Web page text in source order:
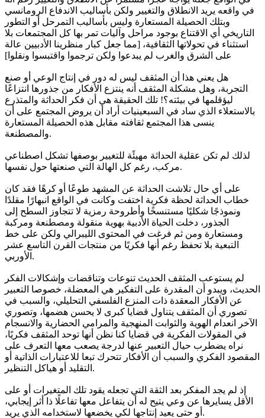
في واقعه يريد الانطلاق والتغيير ولكن بأساليب الاندفاع الرومانسي
وبتلك الحصيلة المستعارة وليس بأساليب التمرحل أو التطور
التاريخي أي الاقتناع بوجود مراحل وآليات تمر بها كل المجتمعات بلا
استثناء في تحولاتها الثقافية، [مما جعل كبار منظرينا الأدبيين عالة
على الشرق والغرب لم يبدعوا ولكن ترجموا واقتبسوا ونقلوا]
هل يعني هذا أن المثقف ليس له دور في إنتاج الوعي أو صنع
التجربة، وهل مشكلة المثقف أنه ينتزع الأفكار من جذورها انتزاعًا
ليؤقلمها في بيئته؟! تلك الحقيقة هي أن فكر الحداثة والمتذرع
بالاستعلاء الذي ساد في السبعينيات أراد أن يروض المجتمع على أن
ينسى هذا المجتمع ثقافته مقابل هذه الحصيلة المستعارة
والمصطنعة.
لذلك لم تكن عقلية الحداثة مهيئًة للتغيير بوصفها تشكل اصطناعي
مركب، رغم كل الهالة التي صنعتها حول نفسها.
على أي حال تلاشت الحداثة عن المشهد طوعًا أو كرهًا فقد كان
خطاب الحداثة لحظة فكرية اختفت وكانت في الواقع انبهارًا مقلدًا
ونموذجًا شكليًا مستنسخًا وأطروحة رمزية لا تتجاوز السطح إلى
الجذور، دخلت الحياة الأدبية بهوية منقولة ومصطنعة ومركبة
ومستعارة ومن ثم فرغت في المحتوى الليبرالي ولكن على خط
التبعية بلا تحفظ رغم أنها فكريًا من منتجات القرن التاسع عشر
الأوربي.
لم يستوعب المثقف الحديث تنوعات وتناقضات وإشكالات الفكر
الحديث، ويبدو أن المقدرة على التفكير هي المعضلة، خصوصا التعبير
عن الأفكار المعقدة ذات المنزع الفلسفي التحليلي، والسبب في
تصوري أن المثقف يتناول قضايا كبرى لا يحسن هضمها، وتصوري
الآخر انعدام الهوية والثوابت المنهجية والمرامي الحضارية والانسجام
في المقولات الفكرية في قضايا كنا نظن أنها توحد المثقف فكريًا،
نراه يضطرب حيال التعبير عنها لدرجة يصعب معها التعرف على
المقصود الفكري والسبب أن الأفكار تتحرك تبعا للاعتبارات الذاتية أو
التقليد أو هياكل التنظير.
إذ لم يجد المفكر بعد الثقة التي تجعله يقود تلك المتغيرات أو على
الأقل يسايرها عن وعي يتيح له أن يتفاعل معها تفاعلًا ذا أثر إيجابي،
أو حتى يعيد إنتاجها لكي يخضعها لاستخدامه الذي يريد.